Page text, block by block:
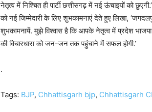
नेतृत्व में निश्चित ही पार्टी छत्तीसगढ़ में नई ऊंचाइयों को
को नई जिम्मेदारी के लिए शुभकामनाएं देते हुए लिखा,
शुभकामनायें. मुझे विश्वास है कि आपके नेतृत्व में प्रदेश
की विचारधारा को जन-जन तक पहुंचाने में सफल होगी.’
.
Tags: BJP, Chhattisgarh bjp, Chhattisgarh